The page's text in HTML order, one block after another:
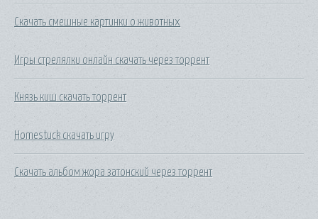
Скачать смешные картинки о животных
Игры стрелялки онлайн скачать через торрент
Князь киш скачать торрент
Homestuck скачать игру
Скачать альбом жора затонский через торрент